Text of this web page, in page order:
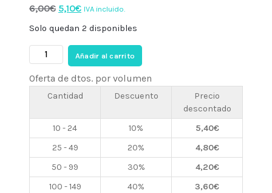
6,00€ El
precio
era:
6,00€.
5,10€El
precio
actual
es:
5,10€.
IVA incluido.
Solo quedan 2 disponibles
Esmalte
semi
HEMA
B097,
Beautilux
cantidad
Añadir al carrito
Oferta de dtos. por volumen
Cantidad Descuento
Precio
descontado
10 - 24
10% 5,40€
25 - 49
20% 4,80€
50 - 99
30% 4,20€
100 - 149
40% 3,60€